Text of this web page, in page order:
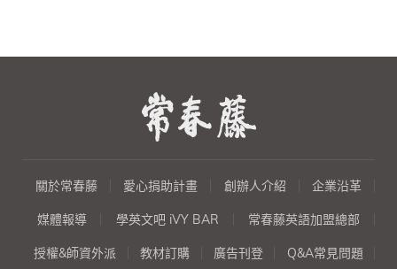
關於常春藤 愛心捐助計畫 創辦人介紹 企業沿革
媒體報導 學英文吧 iVY BAR 常春藤英語加盟總部
授權&師資外派 教材訂購 廣告刊登 Q&A常見問題